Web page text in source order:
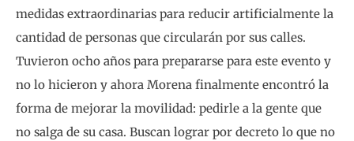
medidas extraordinarias para reducir artificialmente la
cantidad de personas que circularán por sus calles.
Tuvieron ocho años para prepararse para este evento y
no lo hicieron y ahora Morena finalmente encontró la
forma de mejorar la movilidad: pedirle a la gente que
no salga de su casa. Buscan lograr por decreto lo que no